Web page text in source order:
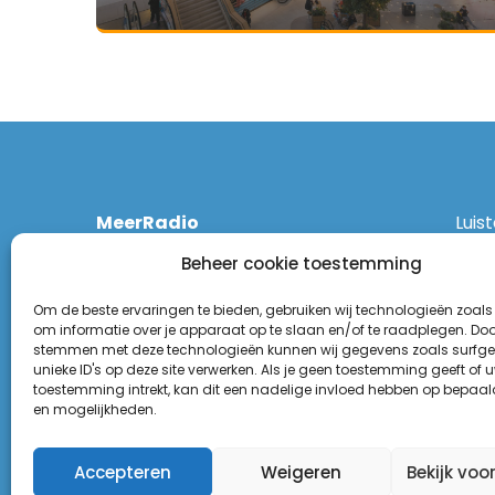
Beheer cookie toestemming
Om de beste ervaringen te bieden, gebruiken wij technologieën
om informatie over je apparaat op te slaan en/of te raadplegen.
stemmen met deze technologieën kunnen wij gegevens zoals
unieke ID's op deze site verwerken. Als je geen toestemming geeft of
toestemming intrekt, kan dit een nadelige invloed hebben op
en mogelijkheden.
Accepteren Weigeren Bekijk
MeerRadio
2131 CT Hoofddorp
(023) 55 55 900
Disclaimer
Privacy Statement